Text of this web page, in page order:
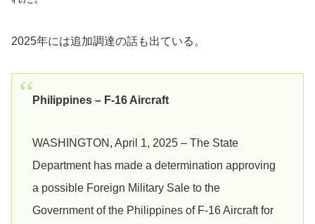
2025年には追加調達の話も出ている。
Philippines – F-16 Aircraft
WASHINGTON, April 1, 2025 – The State
Department has made a determination approving
a possible Foreign Military Sale to the
Government of the Philippines of F-16 Aircraft for